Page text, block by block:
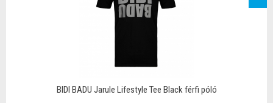
BIDI BADU Jarule Lifestyle Tee Black férfi póló